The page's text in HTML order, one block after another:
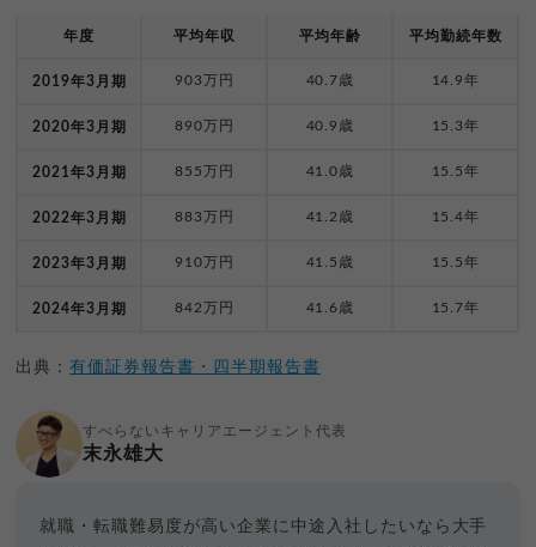
年度 平均年収 平均年齢 平均勤続年数
2019年3月期 903万円 40.7歳 14.9年
2020年3月期 890万円 40.9歳 15.3年
2021年3月期 855万円 41.0歳 15.5年
2022年3月期 883万円 41.2歳 15.4年
2023年3月期 910万円 41.5歳 15.5年
2024年3月期 842万円 41.6歳 15.7年
出典：有価証券報告書・四半期報告書
すべらないキャリアエージェント代表
末永雄大
就職・転職難易度が高い企業に中途入社したいなら大手